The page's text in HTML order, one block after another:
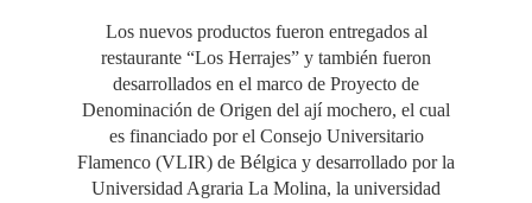
Los nuevos productos fueron entregados al
restaurante “Los Herrajes” y también fueron
desarrollados en el marco de Proyecto de
Denominación de Origen del ají mochero, el cual
es financiado por el Consejo Universitario
Flamenco (VLIR) de Bélgica y desarrollado por la
Universidad Agraria La Molina, la universidad